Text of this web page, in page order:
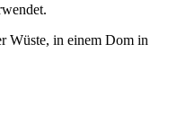
Wüste, in einem Dom in